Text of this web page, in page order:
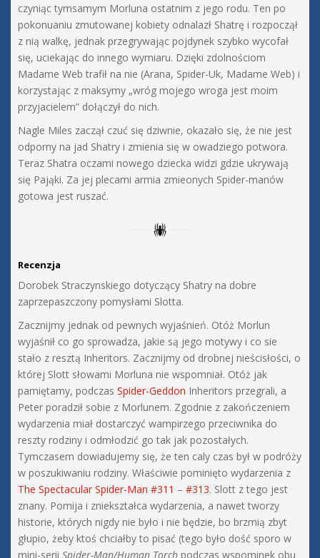
czyniąc tymsamym Morluna ostatnim z jego rodu. Ten po
pokonuaniu zmutowanej kobiety odnalazł Shatrę i rozpoczął
z nią walkę, jednak przegrywając pojdynek szybko wycofał
się, uciekając do innego wymiaru. Dzięki zdolnościom
Madame Web trafił na nie (Arana, Spider-Uk, Madame Web) i
korzystając z maksymy „wróg mojego wroga jest moim
przyjacielem” dołączył do nich.
Nagle Miles zaczął czuć się dziwnie, okazało się, że nie jest
odporny na jad Shatry i zmienia się w owadziego potwora.
Teraz Shatra oczami nowego dziecka widzi gdzie ukrywają
się Pająki. Za jej plecami armia zmieonych Spider-manów
gotowa jest ruszać.
Recenzja
Dorobek Straczynskiego dotyczący Shatry na dobre
zaprzepaszczony pomysłami Slotta.
Zacznijmy jednak od pewnych wyjaśnień. Otóż Morlun
wyjaśnił co go sprowadza, jakie są jego motywy i co sie
stało z resztą Inheritors. Zacznijmy od drobnej nieścisłości, o
której Slott słowami Morluna nie wspomniał. Otóż jak
pamiętamy, podczas Spider-Geddon Inheritors przegrali, a
Peter poradził sobie z Morlunem. Zgodnie z zakończeniem
wydarzenia miał dostarczyć wampirzego przeciwnika do
reszty rodziny i odmłodzić go tak jak pozostałych.
Tymczasem dowiadujemy się, że ten caly czas był w podróży
w poszukiwaniu rodziny. Właściwie pominięto wydarzenia z
The Spectacular Spider-Man #311 – #313. Slott z tego jest
znany. Pomija i zniekształca wydarzenia, a nawet tworzy
historie, których nigdy nie było i nie będzie, bo brzmią zbyt
głupio, żeby ktoś chciałby to pisać (tego było dość sporo w
mini-serii Spider-Man/Human Torch podczas wspominek obu